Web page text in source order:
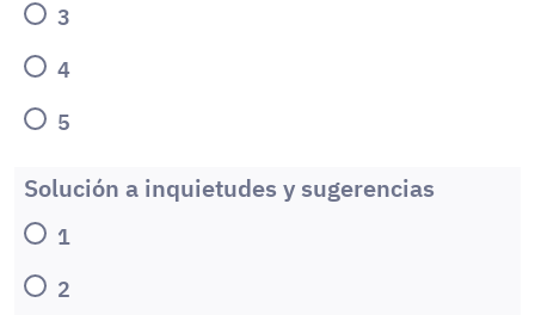
3
4
5
Solución a inquietudes y sugerencias
1
2